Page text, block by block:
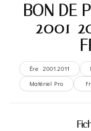
BON DE
– 2001-
Ère · 2001.2011
Matériel Pro